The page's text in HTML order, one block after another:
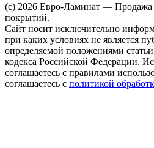
(c) 2026 Евро-Ламинат — Продажа
покрытий.
Сайт носит исключительно
при каких условиях не является
определяемой положениями
кодекса Российской Федерации.
соглашаетесь с правилами
соглашаетесь с политикой